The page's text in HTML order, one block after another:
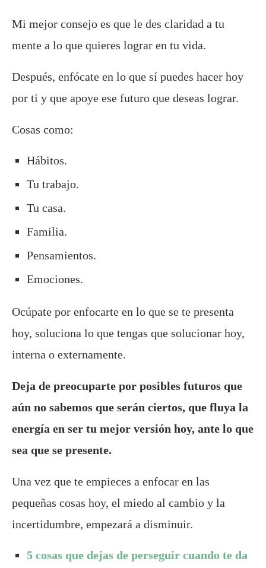
Mi mejor consejo es que le des claridad a tu
mente a lo que quieres lograr en tu vida.
Después, enfócate en lo que sí puedes hacer hoy
por ti y que apoye ese futuro que deseas lograr.
Cosas como:
Hábitos.
Tu trabajo.
Tu casa.
Familia.
Pensamientos.
Emociones.
Ocúpate por enfocarte en lo que se te presenta
hoy, soluciona lo que tengas que solucionar hoy,
interna o externamente.
Deja de preocuparte por posibles futuros que
aún no sabemos que serán ciertos, que fluya la
energía en ser tu mejor versión hoy, ante lo que
sea que se presente.
Una vez que te empieces a enfocar en las
pequeñas cosas hoy, el miedo al cambio y la
incertidumbre, empezará a disminuir.
5 cosas que dejas de perseguir cuando te da